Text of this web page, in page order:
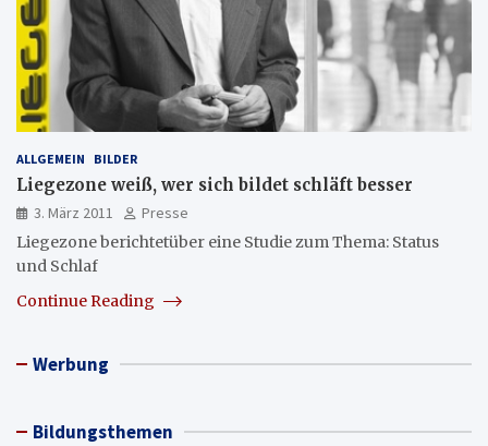
ALLGEMEIN BILDER
Liegezone weiß, wer sich bildet schläft besser
3. März 2011
Presse
Liegezone berichtetüber eine Studie zum Thema: Status
und Schlaf
Continue Reading
Werbung
Bildungsthemen